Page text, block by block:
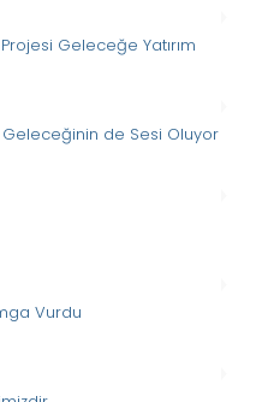
Projesi Geleceğe Yatırım
Geleceğinin de Sesi Oluyor
Vurdu